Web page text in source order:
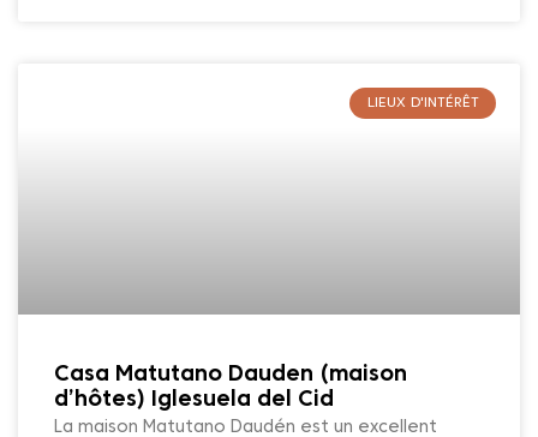
LIEUX D'INTÉRÊT
Casa Matutano Dauden (maison
d’hôtes) Iglesuela del Cid
La maison Matutano Daudén est un excellent